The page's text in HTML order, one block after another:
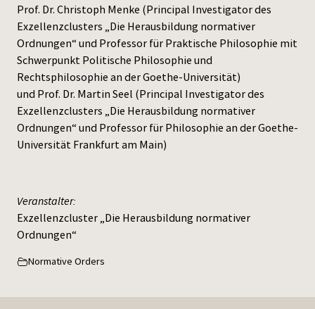
Prof. Dr. Christoph Menke (Principal Investigator des
Exzellenzclusters „Die Herausbildung normativer
Ordnungen“ und Professor für Praktische Philosophie mit
Schwerpunkt Politische Philosophie und
Rechtsphilosophie an der Goethe-Universität)
und Prof. Dr. Martin Seel (Principal Investigator des
Exzellenzclusters „Die Herausbildung normativer
Ordnungen“ und Professor für Philosophie an der Goethe-
Universität Frankfurt am Main)
Veranstalter:
Exzellenzcluster „Die Herausbildung normativer
Ordnungen“
Normative Orders